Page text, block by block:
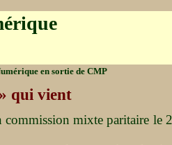
en sortie de CMP
qui vient
mixte paritaire le